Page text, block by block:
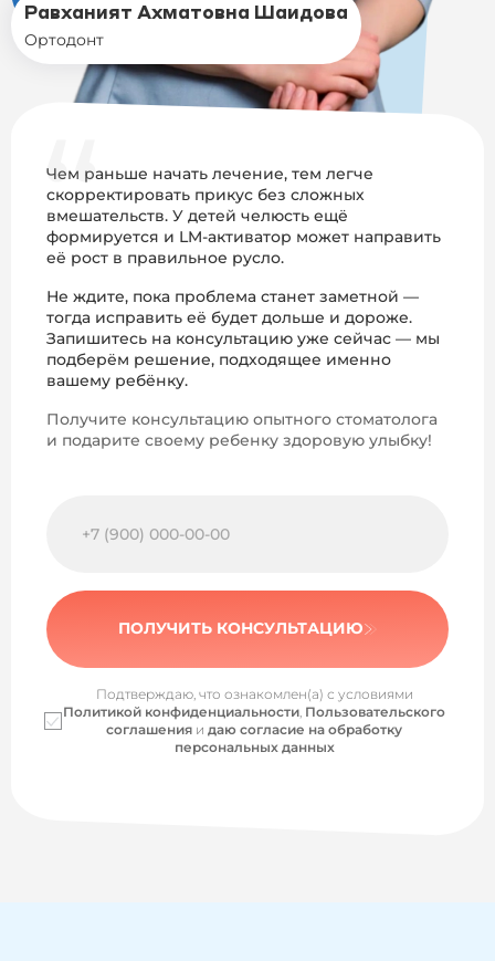
Равханият Ахматовна Шаидова
Ортодонт
Чем раньше начать лечение, тем легче
скорректировать прикус без сложных
вмешательств. У детей челюсть ещё
формируется и LM-активатор может направить
её рост в правильное русло.
Не ждите, пока проблема станет заметной —
тогда исправить её будет дольше и дороже.
Запишитесь на консультацию уже сейчас — мы
подберём решение, подходящее именно
вашему ребёнку.
Получите консультацию опытного стоматолога
и подарите своему ребенку здоровую улыбку!
ПОЛУЧИТЬ КОНСУЛЬТАЦИЮ
Подтверждаю, что ознакомлен(а) с условиями
Политикой конфиденциальности Пользовательского
соглашения и даю согласие на обработку
персональных данных